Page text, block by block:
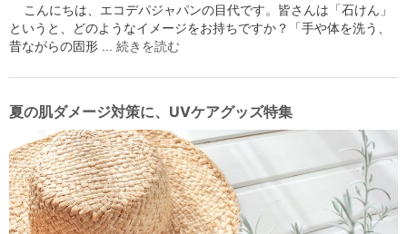
こんにちは、エコデパジャパンの目代です。皆さんは「石けん」
というと、どのようなイメージをお持ちですか？「手や体を洗う、
昔ながらの固形 … 続きを読む
夏の肌ダメージ対策に、UVケアグッズ特集